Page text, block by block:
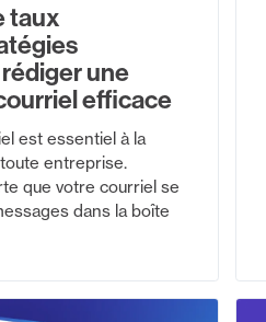
taux
une
efficace
est essentiel à la
entreprise.
que votre courriel se
dans la boîte